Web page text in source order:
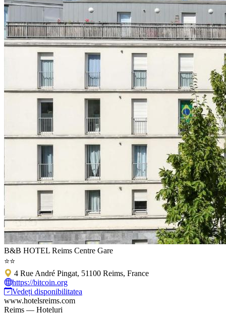
B&B HOTEL Reims Centre Gare
⭐⭐
4 Rue André Pingat, 51100 Reims, France
https://bitcoin.org
Vedeți disponibilitatea
www.hotelsreims.com
Reims — Hoteluri